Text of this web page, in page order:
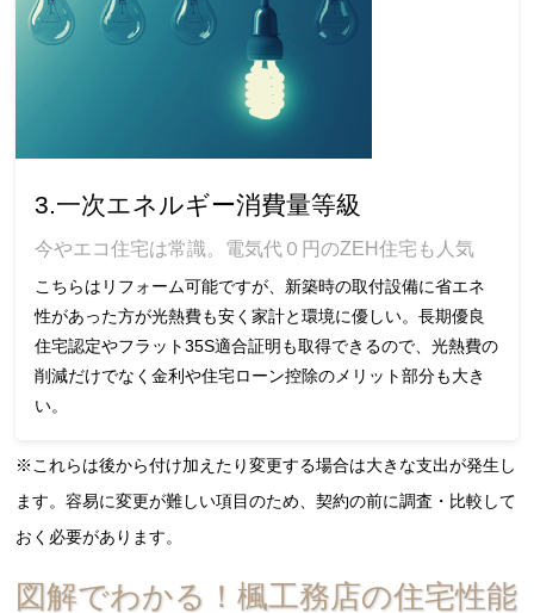
3.一次エネルギー消費量等級
今やエコ住宅は常識。電気代０円のZEH住宅も人気
こちらはリフォーム可能ですが、新築時の取付設備に省エネ
性があった方が光熱費も安く家計と環境に優しい。長期優良
住宅認定やフラット35S適合証明も取得できるので、光熱費の
削減だけでなく金利や住宅ローン控除のメリット部分も大き
い。
※これらは後から付け加えたり変更する場合は大きな支出が発生し
ます。容易に変更が難しい項目のため、契約の前に調査・比較して
おく必要があります。
図解でわかる！楓工務店の住宅性能